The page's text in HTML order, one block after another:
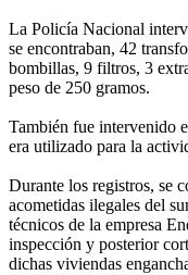
La Policía Nacional
se encontraban, 42
bombillas, 9 filtros, 3
peso de 250 gramos.
También fue intervenido
era utilizado para la
Durante los registros, se
acometidas ilegales del
técnicos de la empresa
inspección y posterior
dichas viviendas